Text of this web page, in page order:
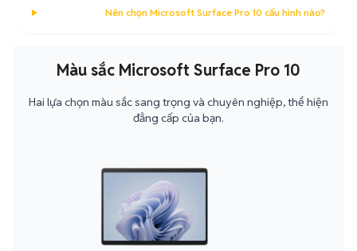
Nên chọn Microsoft Surface Pro 10 cấu hình nào?
Màu sắc Microsoft Surface Pro 10
Hai lựa chọn màu sắc sang trọng và chuyên nghiệp, thể hiện
đẳng cấp của bạn.